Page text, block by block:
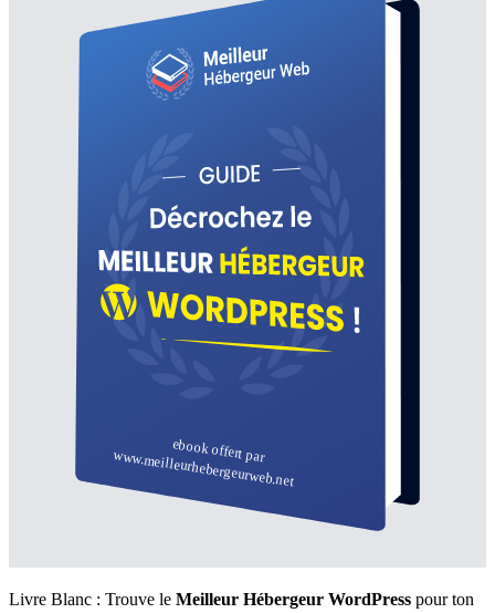
Livre Blanc : Trouve le Meilleur Hébergeur WordPress pour ton